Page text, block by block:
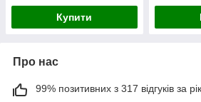
Купити
Про нас
99% позитивних з 317 відгуків за рік